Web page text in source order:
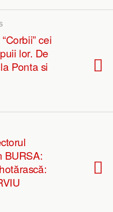
cei
lor. De
Ponta si
BURSA: